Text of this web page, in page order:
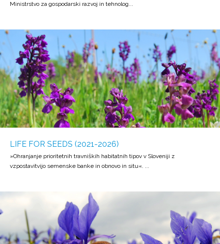
Ministrstvo za gospodarski razvoj in tehnolog...
LIFE FOR SEEDS (2021-2026)
»Ohranjanje prioritetnih travniških habitatnih tipov v Sloveniji z
vzpostavitvijo semenske banke in obnovo in situ«. ...